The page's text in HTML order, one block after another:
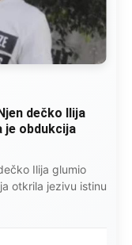
dečko Ilija
je obdukcija
Ilija glumio
otkrila jezivu istinu